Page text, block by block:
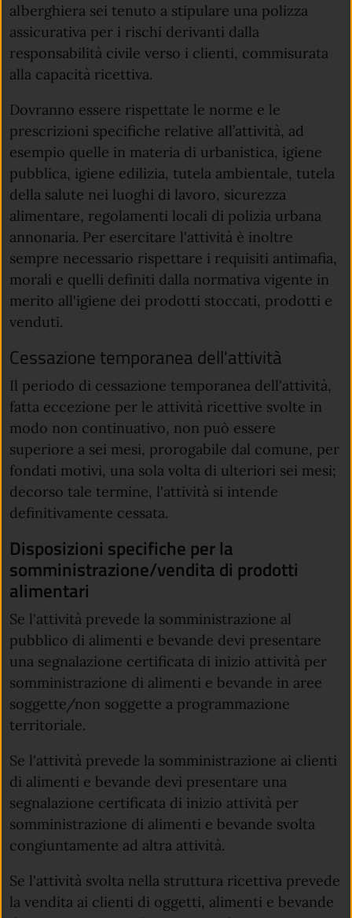
alberghiera sei tenuto a stipulare una polizza
assicurativa per i rischi derivanti dalla
responsabilità civile verso i clienti, commisurata
alla capacità ricettiva.
Dovranno essere rispettate le norme e le
prescrizioni specifiche relative all’attività, ad
esempio quelle in materia di urbanistica, igiene
pubblica, igiene edilizia, tutela ambientale, tutela
della salute nei luoghi di lavoro, sicurezza
alimentare, regolamenti locali di polizia urbana
annonaria. Per esercitare l'attività è inoltre
sempre necessario rispettare i requisiti antimafia,
morali e quelli definiti dalla normativa vigente in
merito all'igiene dei prodotti stoccati, prodotti e
venduti.
Cessazione temporanea dell'attività
Il periodo di cessazione temporanea dell'attività,
fatta eccezione per le attività ricettive svolte in
modo non continuativo, non può essere
superiore a sei mesi, prorogabile dal comune, per
fondati motivi, una sola volta di ulteriori sei mesi;
decorso tale termine, l'attività si intende
definitivamente cessata.
Disposizioni specifiche per la
somministrazione/vendita di prodotti
alimentari
Se l'attività prevede la somministrazione al
pubblico di alimenti e bevande devi presentare
una segnalazione certificata di inizio attività per
somministrazione di alimenti e bevande in aree
soggette/non soggette a programmazione
territoriale.
Se l'attività prevede la somministrazione ai clienti
di alimenti e bevande devi presentare una
segnalazione certificata di inizio attività per
somministrazione di alimenti e bevande svolta
congiuntamente ad altra attività.
Se l'attività svolta nella struttura ricettiva prevede
la vendita ai clienti di oggetti, alimenti e bevande